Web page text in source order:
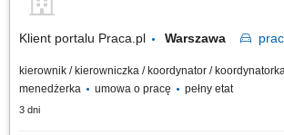
rozliczeniach gwarancyjnych; Realizacja
Klient portalu Praca.pl Warszawa
kierownik / kierowniczka / koordynator /
menedżerka
umowa o pracę pełny etat
3 dni